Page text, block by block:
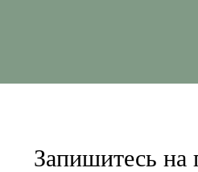
Запишитесь на